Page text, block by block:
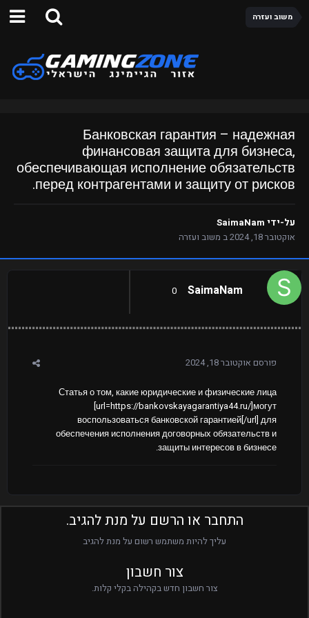
משוב ועזרה
Банковская гарантия – надежная
финансовая защита для бизнеса,
обеспечивающая исполнение обязательств
перед контрагентами и защиту от рисков.
על-ידי SaimaNam
אוקטובר 18, 2024
ב משוב ועזרה
SaimaNam
0
פורסם אוקטובר 18, 2024
Статья о том, какие юридические и физические лица
[url=https://bankovskayagarantiya44.ru/]могут
воспользоваться банковской гарантией[/url] для
обеспечения исполнения договорных обязательств и
защиты интересов в бизнесе.
התחבר או הרשם על מנת להגיב.
עליך להיות משתמש רשום על מנת להגיב
צור חשבון
צור חשבון חדש בקהילה בקלי קלות.